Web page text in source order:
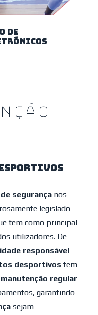
DE
segurança nos
legislado
tem como principal
utilizadores. De
responsável
desportivos tem
manutenção regular
garantindo
sejam